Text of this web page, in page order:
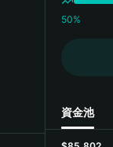
50%
資金池